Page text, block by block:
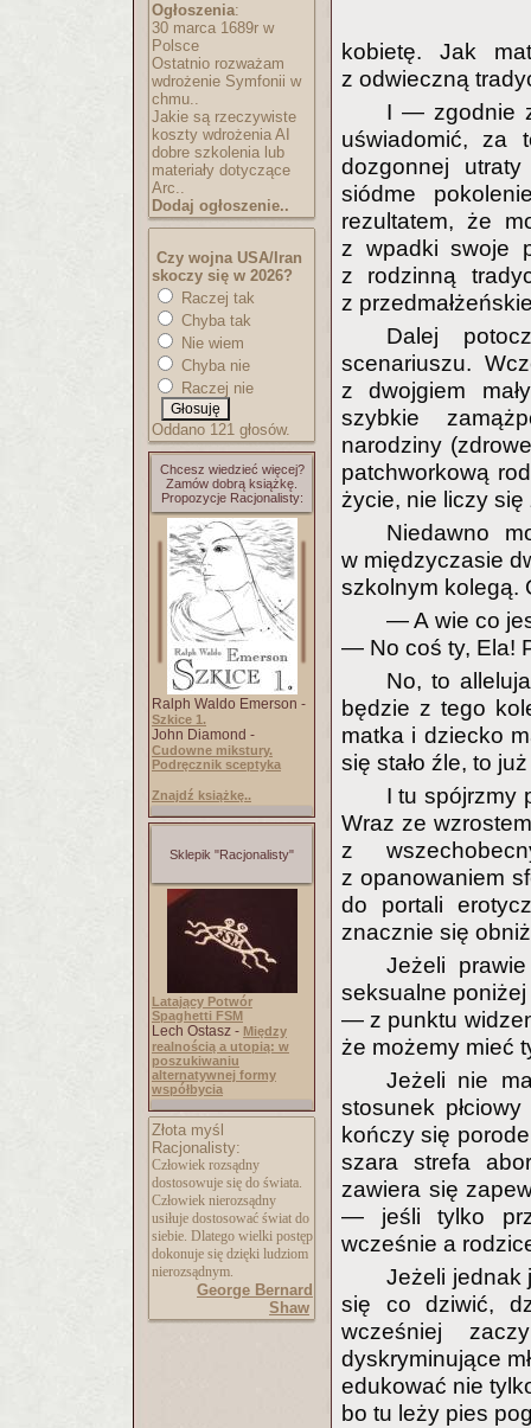
Ogłoszenia:
30 marca 1689r w
Polsce
Ostatnio rozważam
wdrożenie Symfonii w
chmu..
Jakie są rzeczywiste
koszty wdrożenia AI
dobre szkolenia lub
materiały dotyczące
Arc..
Dodaj ogłoszenie..
Czy wojna USA/Iran
skoczy się w 2026?
Raczej tak
Chyba tak
Nie wiem
Chyba nie
Raczej nie
Oddano 121 głosów.
Chcesz wiedzieć więcej?
Zamów dobrą książkę.
Propozycje Racjonalisty:
Ralph Waldo Emerson -
Szkice 1.
John Diamond -
Cudowne mikstury.
Podręcznik sceptyka
Znajdź książkę..
Sklepik "Racjonalisty"
Latający Potwór
Spaghetti FSM
Lech Ostasz - Między
realnością a utopią: w
poszukiwaniu
alternatywnej formy
współbycia
Złota myśl
Racjonalisty:
Człowiek rozsądny
dostosowuje się do świata.
Człowiek nierozsądny
usiłuje dostosować świat do
siebie. Dlatego wielki postęp
dokonuje się dzięki ludziom
nierozsądnym.
George Bernard
Shaw
kobietę. Jak
z odwieczną
I — zgodnie
uświadomić, za
dozgonnej
siódme
rezultatem, że
z wpadki swoje
z rodzinną
z
Dalej
scenariuszu.
z dwojgiem
szybkie
narodziny
patchworkową
życie, nie liczy
Niedawno
w międzyczasie
szkolnym kolegą.
— A wie co
— No coś ty, Ela!
No, to
będzie z tego
matka i dziecko
się stało źle, to
I tu spójrzmy
Wraz ze
z
z opanowaniem
do portali
znacznie się
Jeżeli
seksualne
— z punktu
że możemy mieć
Jeżeli nie
stosunek
kończy się
szara strefa
zawiera się
— jeśli tylko
wcześnie a
Jeżeli jednak
się co dziwić,
wcześniej
dyskryminujące
edukować nie
bo tu leży pies